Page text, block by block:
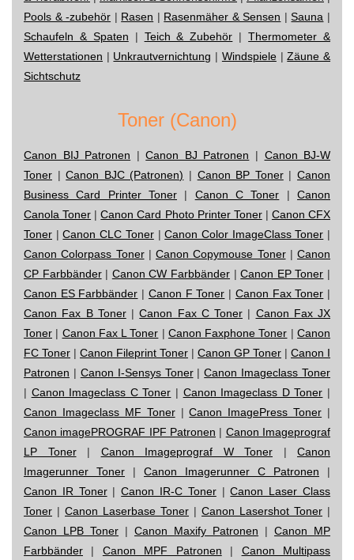
Pools & -zubehör | Rasen | Rasenmäher & Sensen |Sauna |
Schaufeln & Spaten | Teich & Zubehör |Thermometer &
Wetterstationen | Unkrautvernichtung | Windspiele|Zäune &
Sichtschutz
Toner (Canon)
Canon BIJ Patronen |Canon BJ Patronen | Canon BJ-W
Toner |Canon BJC (Patronen) | Canon BP Toner|Canon
Business Card Printer Toner | Canon C Toner |Canon
Canola Toner |Canon Card Photo Printer Toner| Canon CFX
Toner |Canon CLC Toner|Canon Color ImageClass Toner |
Canon Colorpass Toner| Canon Copymouse Toner| Canon
CP Farbbänder| Canon CW Farbbänder |Canon EP Toner |
Canon ES Farbbänder | Canon F Toner | Canon Fax Toner |
Canon Fax B Toner|Canon Fax C Toner | Canon Fax JX
Toner | Canon Fax L Toner | Canon Faxphone Toner |Canon
FC Toner | Canon Fileprint Toner | Canon GP Toner | Canon I
Patronen | Canon I-Sensys Toner|Canon Imageclass Toner
| Canon Imageclass C Toner | Canon Imageclass D Toner |
Canon Imageclass MF Toner|Canon ImagePress Toner |
Canon imagePROGRAF IPF Patronen | Canon Imageprograf
LP Toner| Canon Imageprograf W Toner | Canon
Imagerunner Toner | Canon Imagerunner C Patronen |
Canon IR Toner|Canon IR-C Toner|Canon Laser Class
Toner | Canon Laserbase Toner | Canon Lasershot Toner |
Canon LPB Toner | Canon Maxify Patronen | Canon MP
Farbbänder | Canon MPF Patronen | Canon Multipass